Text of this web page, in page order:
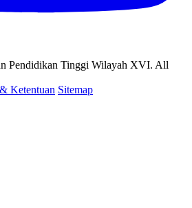
Pendidikan Tinggi Wilayah XVI. All
Ketentuan Sitemap